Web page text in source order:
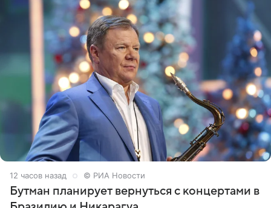
12 часов назад © РИА Новости
Бутман планирует вернуться с концертами в